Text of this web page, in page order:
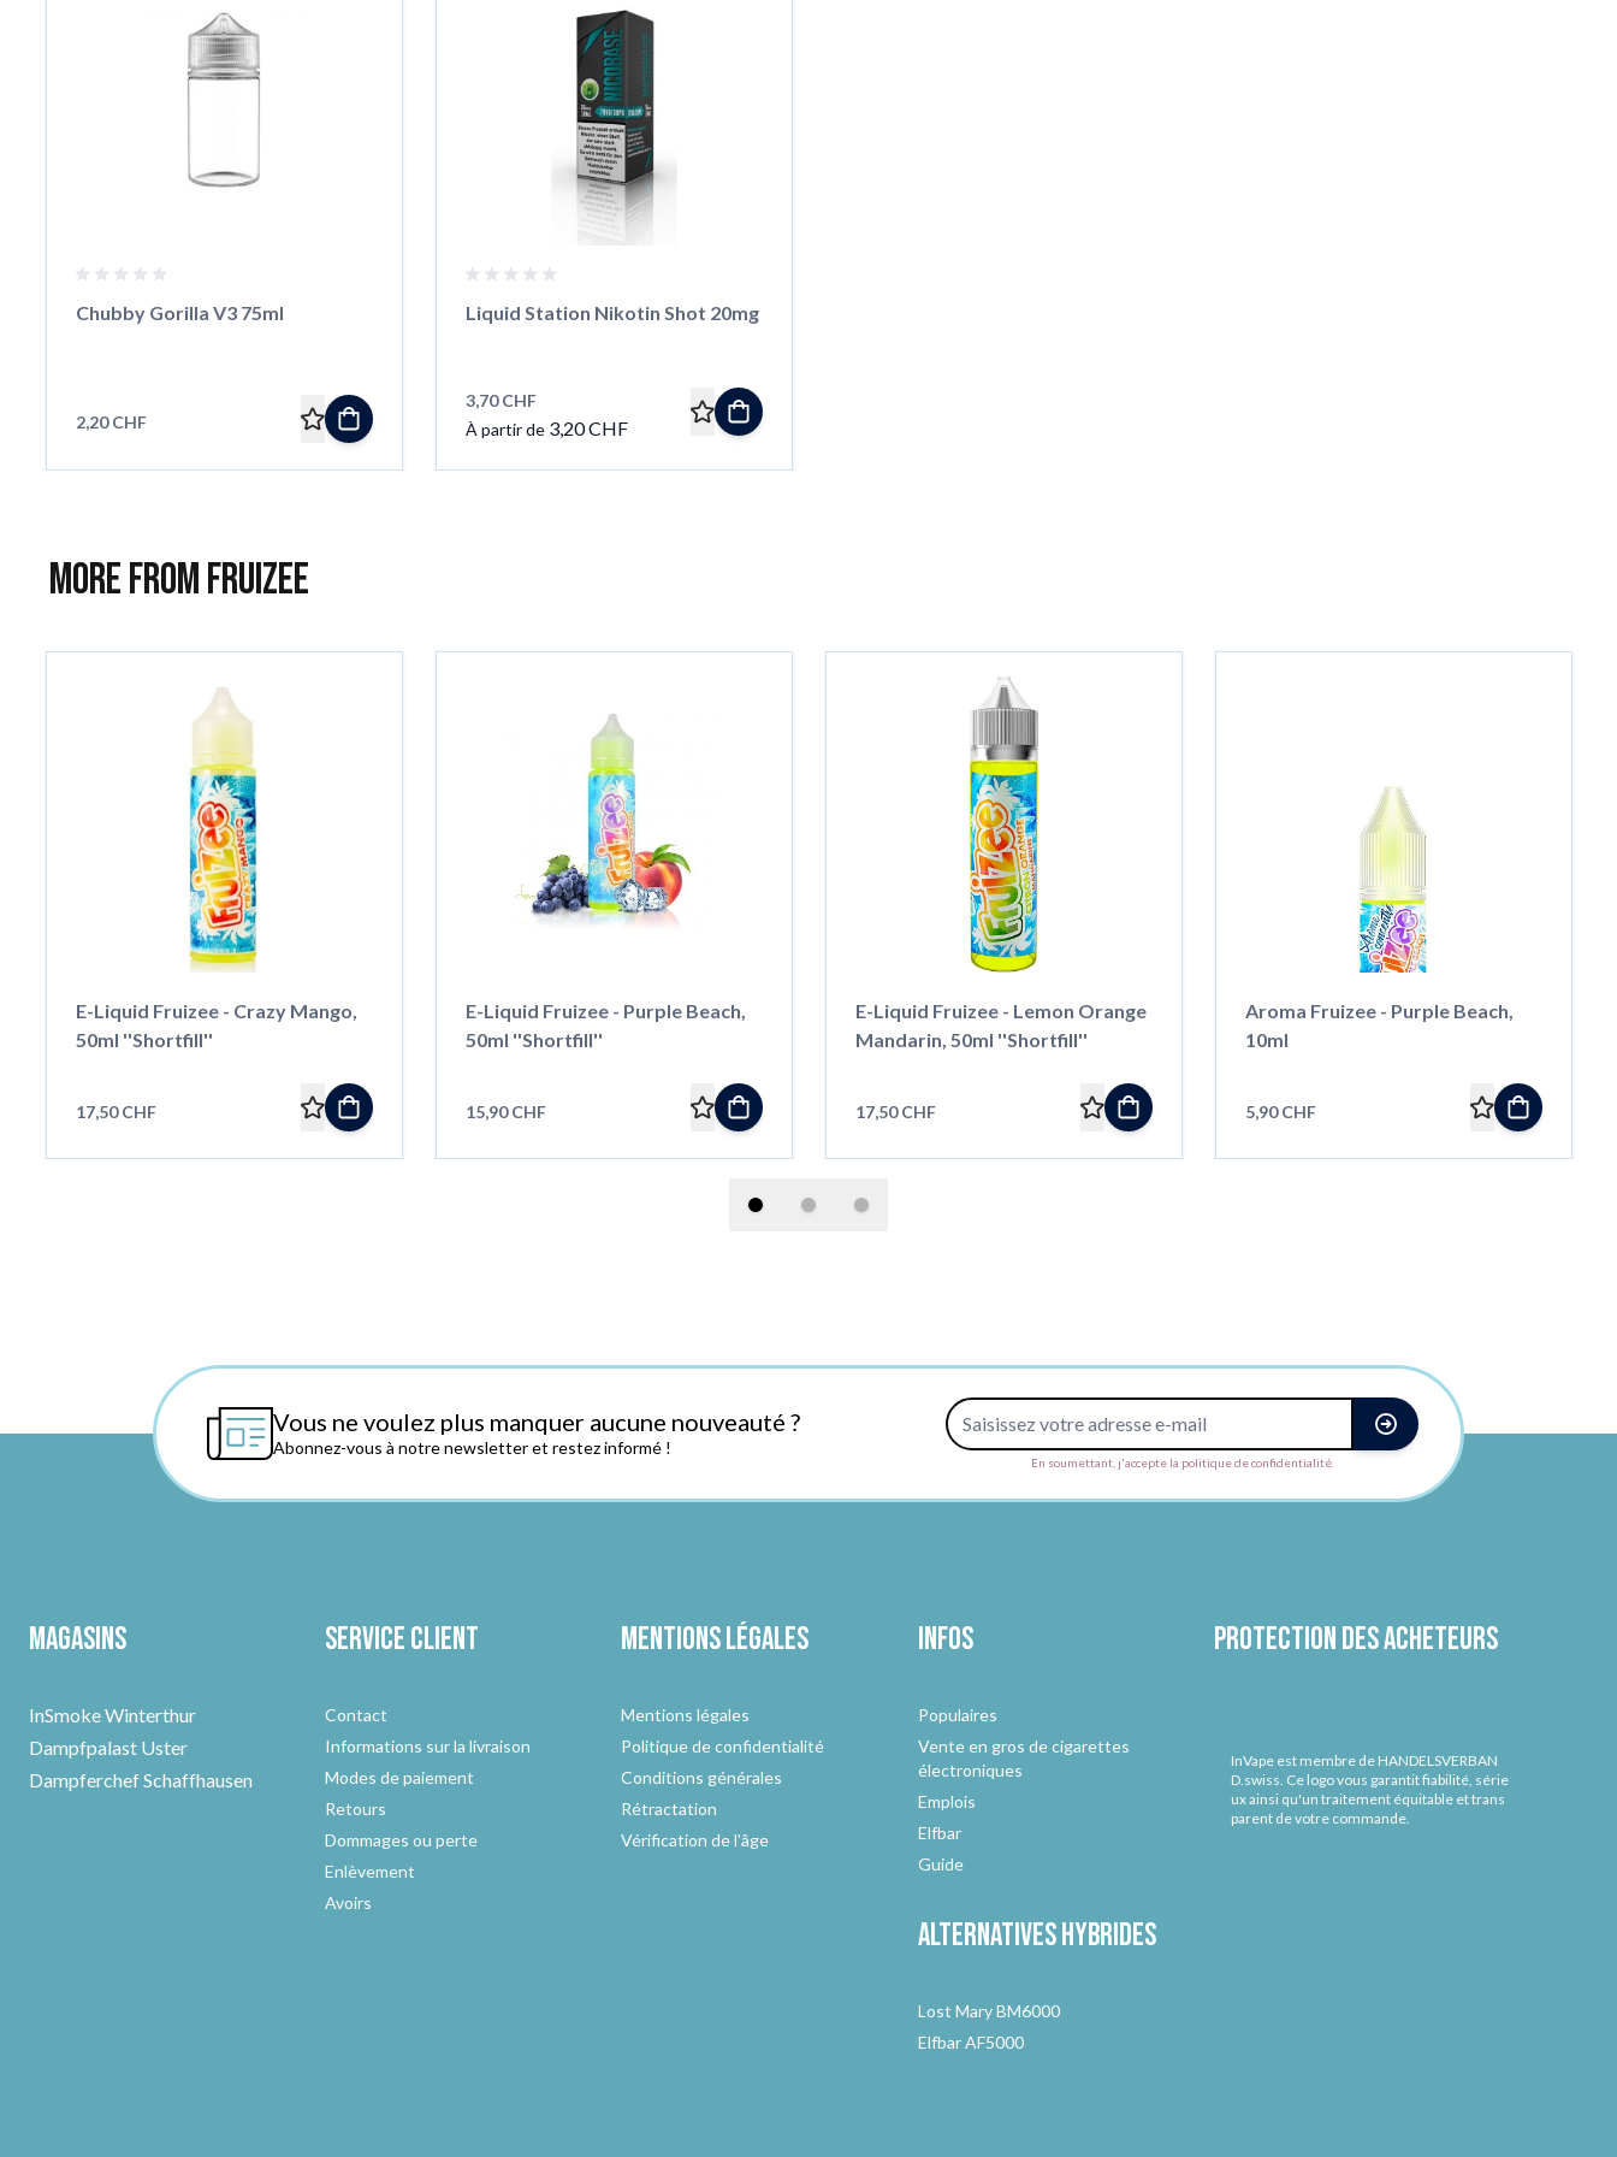
Chubby Gorilla V3 75ml
2,20 CHF
Liquid Station Nikotin Shot 20mg
3,70 CHF
À partir de 3,20 CHF
More from Fruizee
E-Liquid Fruizee - Crazy Mango,
50ml ''Shortfill''
17,50 CHF
E-Liquid Fruizee - Purple Beach,
50ml ''Shortfill''
15,90 CHF
E-Liquid Fruizee - Lemon Orange
Mandarin, 50ml ''Shortfill''
17,50 CHF
Aroma Fruizee - Purple Beach,
10ml
5,90 CHF
Vous ne voulez plus manquer aucune nouveauté ?
Abonnez-vous à notre newsletter et restez informé !
Adresse e-mail
En soumettant, j'accepte la politique de confidentialité.
Magasins
InSmoke Winterthur
Dampfpalast Uster
Dampferchef Schaffhausen
Service client
Contact
Informations sur la livraison
Modes de paiement
Retours
Dommages ou perte
Enlèvement
Avoirs
Mentions légales
Mentions légales
Politique de confidentialité
Conditions générales
Rétractation
Vérification de l'âge
Infos
Populaires
Vente en gros de cigarettes
électroniques
Emplois
Elfbar
Guide
Alternativeshybrides
Lost Mary BM6000
Elfbar AF5000
Protection des acheteurs
InVape est membre de HANDELSVERBAN
D.swiss. Ce logo vous garantit fiabilité, série
ux ainsi qu'un traitement équitable et trans
parent de votre commande.